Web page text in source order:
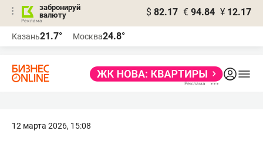
забронируй
валюту
$ 82.17 € 94.84 ¥ 12.17
Казань21.7° Москва24.8°
12 марта 2026, 15:08